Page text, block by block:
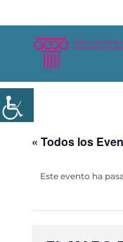
« Todos los
Este evento ha